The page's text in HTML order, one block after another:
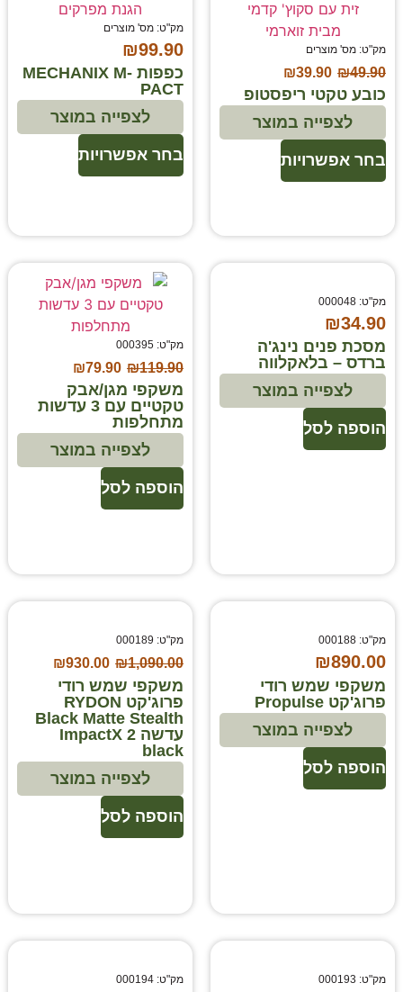
מק"ט: מס' מוצרים
₪49.90
₪39.90
כובע טקטי ריפסטופ
בחר אפשרויות
לצפייה במוצר
מק"ט: מס' מוצרים
₪99.90
כפפות MECHANIX M-
PACT
בחר אפשרויות
לצפייה במוצר
מק"ט: 000048
₪34.90
מסכת פנים נינג'ה
ברדס – בלאקלווה
הוספה לסל
לצפייה במוצר
מק"ט: 000395
₪119.90
₪79.90
משקפי מגן/אבק
טקטיים עם 3 עדשות
מתחלפות
הוספה לסל
לצפייה במוצר
מק"ט: 000188
₪890.00
משקפי שמש רודי
פרוג'קט Propulse
הוספה לסל
לצפייה במוצר
מק"ט: 000189
₪1,090.00
₪930.00
משקפי שמש רודי
פרוג'קט RYDON
Black Matte Stealth
עדשה ImpactX 2
black
הוספה לסל
לצפייה במוצר
מק"ט: 000193 מק"ט: 000194